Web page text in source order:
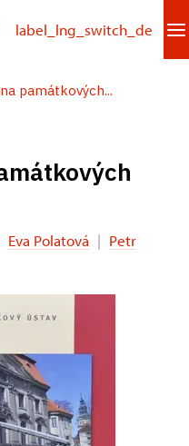
label_lng_switch_de
památkových...
Eva Polatová | Petr